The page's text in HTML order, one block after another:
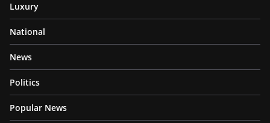
Luxury
National
News
Politics
Popular News